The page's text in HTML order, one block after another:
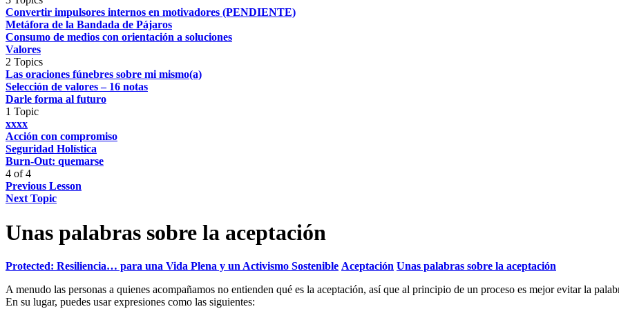
Convertir impulsores internos en motivadores (PENDIENTE)
Metáfora de la Bandada de Pájaros
Consumo de medios con orientación a soluciones
Valores
2 Topics
Las oraciones fúnebres sobre mi mismo(a)
Selección de valores – 16 notas
Darle forma al futuro
1 Topic
xxxx
Acción con compromiso
Seguridad Holística
Burn-Out: quemarse
4 of 4
Previous Lesson
Next Topic
Unas palabras sobre la aceptación
Protected: Resiliencia… para una Vida Plena y un Activismo Sostenible Aceptación Unas palabras sobre la aceptación
A menudo las personas a quienes acompañamos no entienden qué es la aceptación, así que al principio de un proceso es mejor evitar la
En su lugar, puedes usar expresiones como las siguientes: